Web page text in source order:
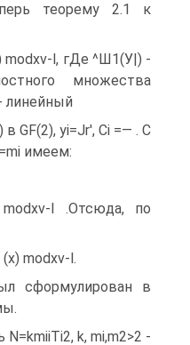
теорему 2.1 к
modxv-l, гДе ^Ш1(У|) -
множества
линейный
GF(2), yi=Jr', Ci =— . С
имеем:
l .Отсюда, по
modxv-l.
сформулирован в
k, mi,m2>2 -